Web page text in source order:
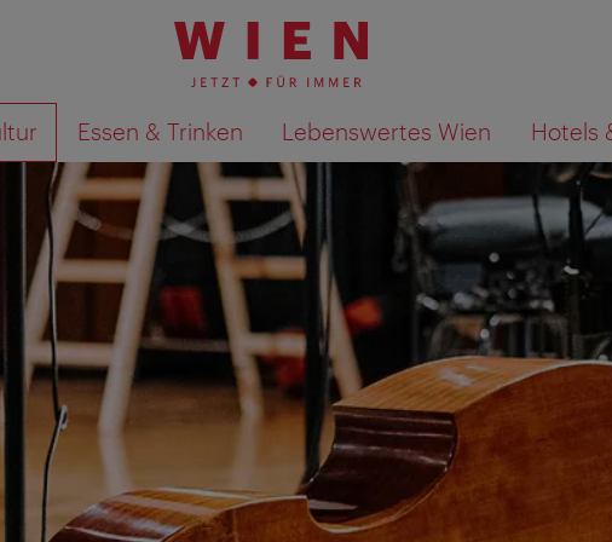
Essen & Trinken Lebenswertes Wien Hotels
Suchergebnisse auf Karte anzeigen